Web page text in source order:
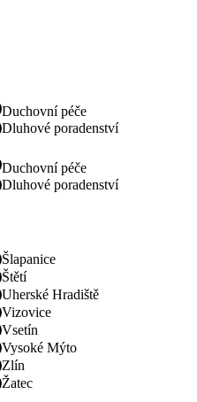
Duchovní péče
Dluhové poradenství
Duchovní péče
Dluhové poradenství
Šlapanice
Štětí
Uherské Hradiště
Vizovice
Vsetín
Vysoké Mýto
Zlín
Žatec